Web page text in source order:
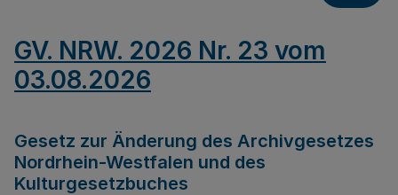
GV. NRW. 2026 Nr. 23 vom
03.08.2026
Gesetz zur Änderung des Archivgesetzes
Nordrhein-Westfalen und des
Kulturgesetzbuches